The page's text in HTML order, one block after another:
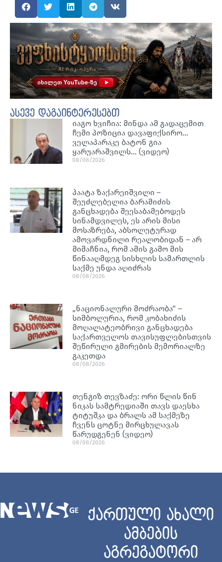
ასევე დაგაინტერესებთ
იაგო ხვიჩია: მინდა ამ გადაცემით
ჩემი პოზიცია დავაფიქსირო…
ველაპარაკე ბატონ გია
ყარუარაშვილს… (ვიდეო)
08/08/2026
პაატა ზაქარეიშვილი –
შეუძლებელია ბარამიძის
განცხადება შეესაბამებოდეს
სინამდვილეს, ეს არის მისი
მოსაზრება, აბსოლუტურად
ამოვარდნილი რეალობიდან – არ
მიმაჩნია, რომ ამის გამო მის
წინააღმდეგ სისხლის სამართლის
საქმე უნდა აღიძრას
08/08/2026
„ნაციონალური მოძრაობა“ –
სიმბოლურია, რომ კობახიძის
მოღალატეობრივი განცხადება
საქართველოს თავისუფლებისთვის
შეწირული გმირების მემორიალზე
გაკეთდა
08/08/2026
თენგიზ თევზაძე: ორი წლის წინ
ნიკას სამტრედიაში თავს დაესხა
ტიტუშკა და ბრალს ამ საქმეზე
ჩვენს ცოტნე მირცხულავას
წარუდგენენ (ვიდეო)
08/08/2026
ქართული ახალი
ამბების
აგრეგატორი